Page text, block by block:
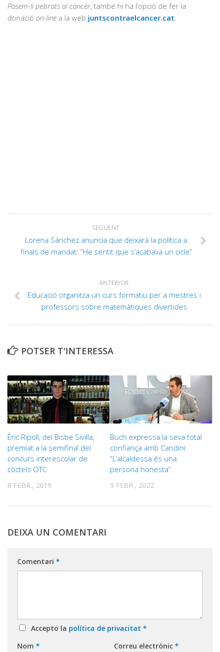
Posem-li pebrots al càncer, també hi ha l’opció de fer la
donació on-line a la web juntscontraelcancer.cat
SEGÜENT
Lorena Sánchez anuncia que deixarà la política a
finals de mandat: “He sentit que s’acabava un cicle”
ANTERIOR
Educació organitza un curs formatiu per a mestres i
professors sobre matemàtiques divertides
POTSER T'INTERESSA
Èric Ripoll, del Bisbe Sivilla,
premiat a la semifinal del
concurs interescolar de
còctels OTC
8 FEBR., 2019
Buch expressa la seva total
confiança amb Candini:
“L’alcaldessa és una
persona honesta”
9 FEBR., 2022
DEIXA UN COMENTARI
Comentari *
Accepto la política de privacitat *
Nom * Correu electrònic *